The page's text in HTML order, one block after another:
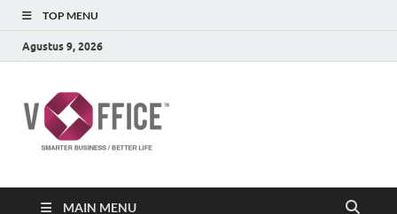
TOP MENU
Agustus 9, 2026
MAIN MENU